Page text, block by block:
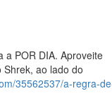
a POR DIA. Aproveite
ao lado do
35562537/a-regra-